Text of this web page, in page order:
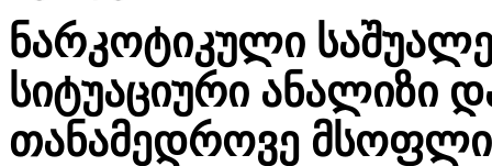
ნარკოტიკული
სიტუაციური ანალიზი
თანამედროვე